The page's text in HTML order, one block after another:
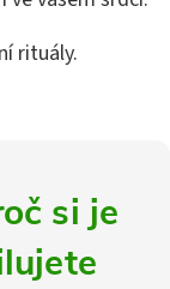
rituály.
si je